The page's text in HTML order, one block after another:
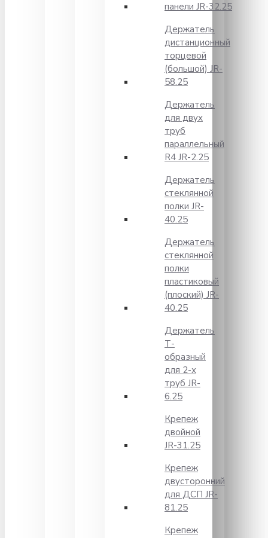
панели JR-32.25
Держатель
дистанционный
торцевой
(большой) JR-
58.25
Держатель
для двух
труб
параллельный
R4 JR-2.25
Держатель
стеклянной
полки JR-
40.25
Держатель
стеклянной
полки
пластиковый
(плоский) JR-
40.25
Держатель
Т-
образный
для 2-х
труб JR-
6.25
Крепеж
двойной
JR-31.25
Крепеж
двусторонний
для ДСП JR-
81.25
Крепеж